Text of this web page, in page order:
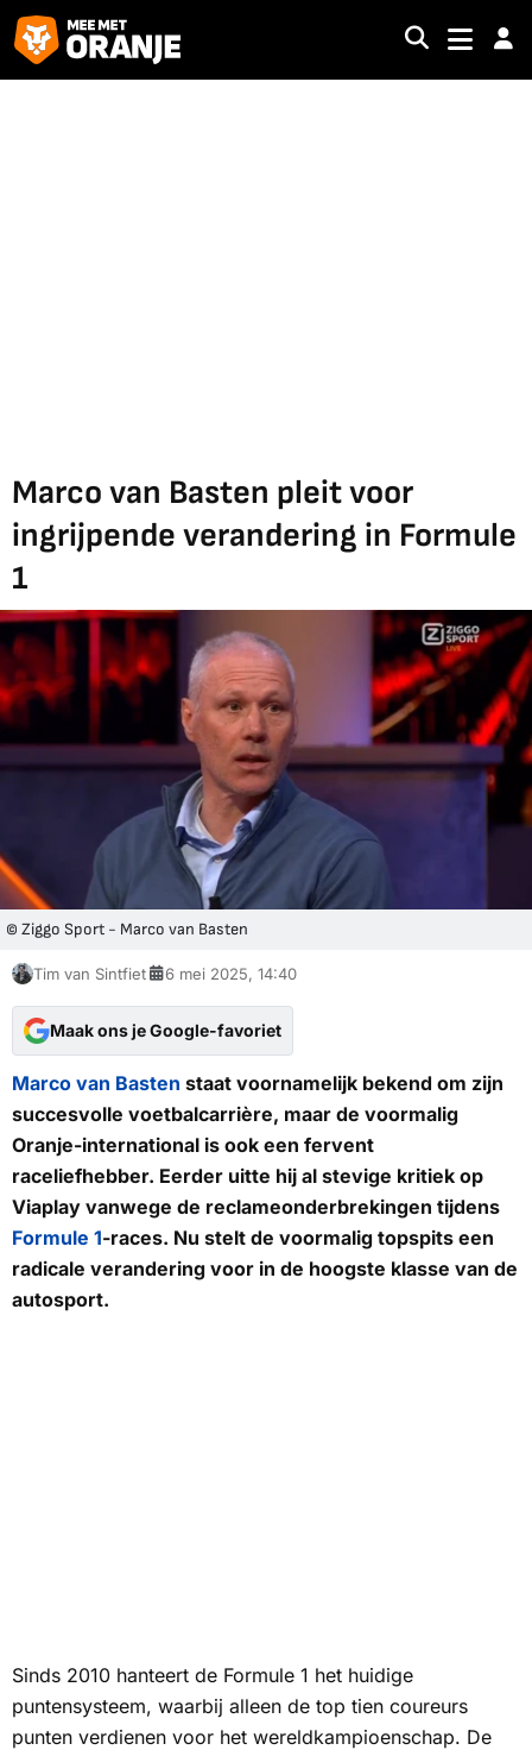
Marco van Basten pleit voor
ingrijpende verandering in Formule
1
© Ziggo Sport - Marco van Basten
Tim van Sintfiet 6 mei 2025, 14:40
Maak ons je Google-favoriet
Marco van Basten staat voornamelijk bekend om zijn
succesvolle voetbalcarrière, maar de voormalig
Oranje-international is ook een fervent
raceliefhebber. Eerder uitte hij al stevige kritiek op
Viaplay vanwege de reclameonderbrekingen tijdens
Formule 1-races. Nu stelt de voormalig topspits een
radicale verandering voor in de hoogste klasse van de
autosport.
Sinds 2010 hanteert de Formule 1 het huidige
puntensysteem, waarbij alleen de top tien coureurs
punten verdienen voor het wereldkampioenschap. De